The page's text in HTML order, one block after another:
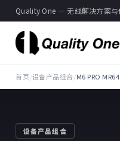
Quality One — 无线解决方案与
首页/设备产品组合/M6 PRO
设备产品组合